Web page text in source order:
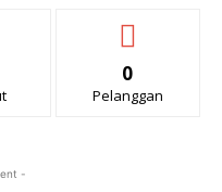
0
Pelanggan
-